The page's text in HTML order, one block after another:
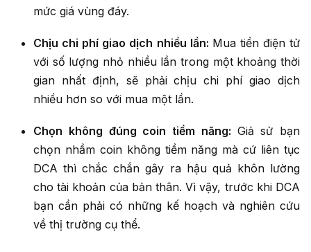
mức giá vùng đáy.
Chịu chi phí giao dịch nhiều lần: Mua tiền điện tử
với số lượng nhỏ nhiều lần trong một khoảng thời
gian nhất định, sẽ phải chịu chi phí giao dịch
nhiều hơn so với mua một lần.
Chọn không đúng coin tiềm năng: Giả sử bạn
chọn nhầm coin không tiềm năng mà cứ liên tục
DCA thì chắc chắn gây ra hậu quả khôn lường
cho tài khoản của bản thân. Vì vậy, trước khi DCA
bạn cần phải có những kế hoạch và nghiên cứu
về thị trường cụ thể.